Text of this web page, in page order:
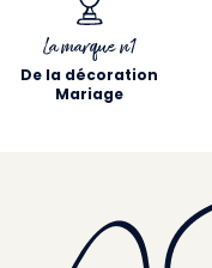
La marque n1
De la décoration
Mariage